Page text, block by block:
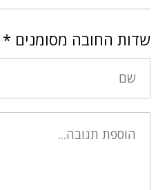
שדות החובה מסומנים *